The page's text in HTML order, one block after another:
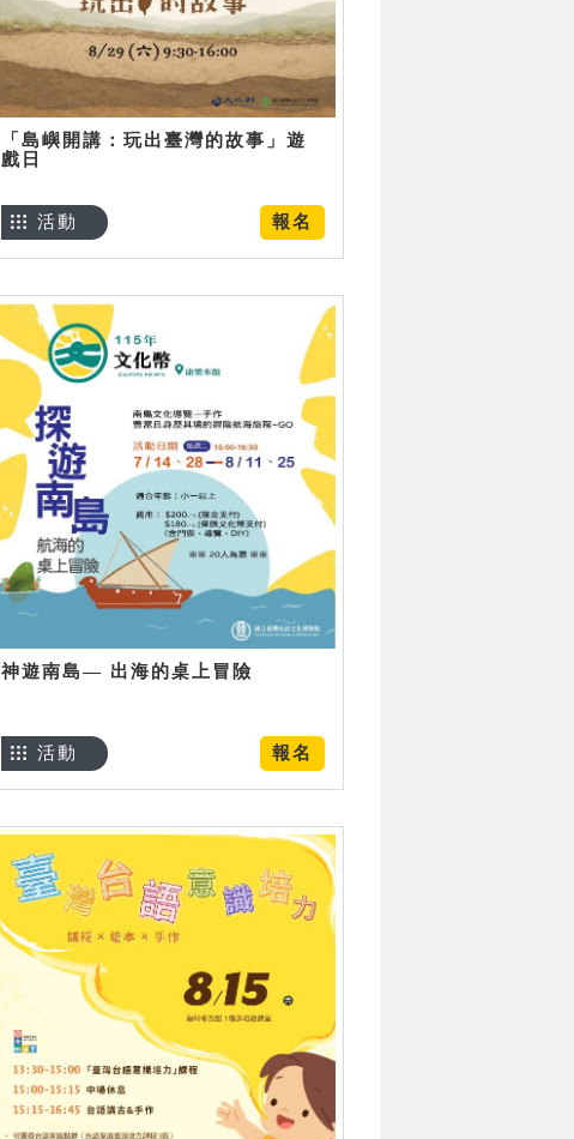
「島嶼開講：玩出臺灣的故事」遊
戲日
報名
活動
神遊南島— 出海的桌上冒險
報名
活動